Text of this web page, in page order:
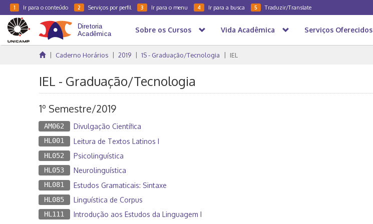
1 Ir para o conteúdo 2 Serviços por perfil 3 Ir para o menu 4 Ir para a busca 5 Traduzir/Translate
Sobre os Cursos Vida Acadêmica Serviços Oferecidos
Caderno Horários 2019 1S - Graduação/Tecnologia IEL
IEL - Graduação/Tecnologia
1º Semestre/2019
AM062 Divulgação Científica
HL001 Leitura de Textos Latinos I
HL052 Psicolinguística
HL053 Neurolinguística
HL081 Estudos Gramaticais: Sintaxe
HL085 Linguística de Corpus
HL111 Introdução aos Estudos da Linguagem I